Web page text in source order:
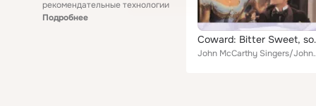
рекомендательные технологии
Подробнее
John McCarthy Singers/Johnny Douglas &